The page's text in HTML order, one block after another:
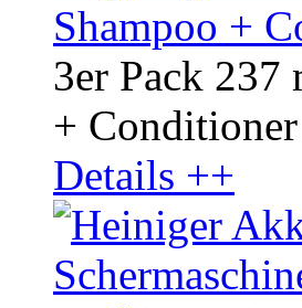
Shampoo +
3er Pack 237
+
Details ++